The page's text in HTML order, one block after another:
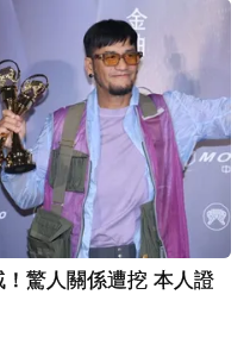
驚人關係遭挖 本人證